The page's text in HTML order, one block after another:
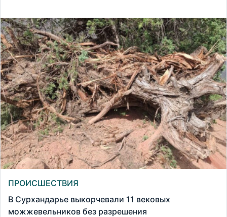
ПРОИСШЕСТВИЯ
В Сурхандарье выкорчевали 11 вековых
можжевельников без разрешения